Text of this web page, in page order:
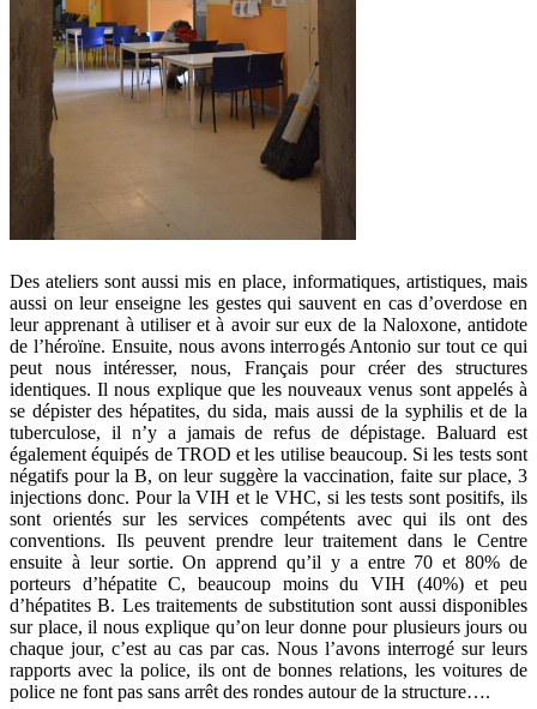
Des ateliers sont aussi mis en place, informatiques, artistiques, mais
aussi on leur enseigne les gestes qui sauvent en cas d’overdose en
leur apprenant à utiliser et à avoir sur eux de la Naloxone, antidote
de l’héroïne. Ensuite, nous avons interrogés Antonio sur tout ce qui
peut nous intéresser, nous, Français pour créer des structures
identiques. Il nous explique que les nouveaux venus sont appelés à
se dépister des hépatites, du sida, mais aussi de la syphilis et de la
tuberculose, il n’y a jamais de refus de dépistage. Baluard est
également équipés de TROD et les utilise beaucoup. Si les tests sont
négatifs pour la B, on leur suggère la vaccination, faite sur place, 3
injections donc. Pour la VIH et le VHC, si les tests sont positifs, ils
sont orientés sur les services compétents avec qui ils ont des
conventions. Ils peuvent prendre leur traitement dans le Centre
ensuite à leur sortie. On apprend qu’il y a entre 70 et 80% de
porteurs d’hépatite C, beaucoup moins du VIH (40%) et peu
d’hépatites B. Les traitements de substitution sont aussi disponibles
sur place, il nous explique qu’on leur donne pour plusieurs jours ou
chaque jour, c’est au cas par cas. Nous l’avons interrogé sur leurs
rapports avec la police, ils ont de bonnes relations, les voitures de
police ne font pas sans arrêt des rondes autour de la structure….